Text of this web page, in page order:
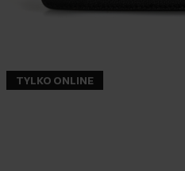
TYLKO ONLINE